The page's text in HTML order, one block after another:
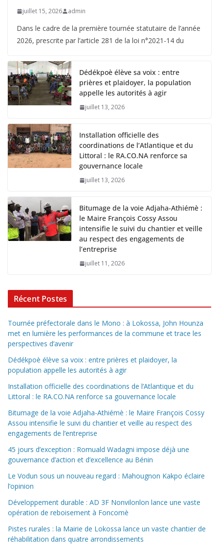
juillet 15, 2026 admin
Dans le cadre de la première tournée statutaire de l’année
2026, prescrite par l’article 281 de la loi n°2021-14 du
Dédékpoè élève sa voix : entre
prières et plaidoyer, la population
appelle les autorités à agir
juillet 13, 2026
Installation officielle des
coordinations de l’Atlantique et du
Littoral : le RA.CO.NA renforce sa
gouvernance locale
juillet 13, 2026
Bitumage de la voie Adjaha-Athiémè :
le Maire François Cossy Assou
intensifie le suivi du chantier et veille
au respect des engagements de
l’entreprise
juillet 11, 2026
Récent Postes
Tournée préfectorale dans le Mono : à Lokossa, John Hounza
met en lumière les performances de la commune et trace les
perspectives d’avenir
Dédékpoè élève sa voix : entre prières et plaidoyer, la
population appelle les autorités à agir
Installation officielle des coordinations de l’Atlantique et du
Littoral : le RA.CO.NA renforce sa gouvernance locale
Bitumage de la voie Adjaha-Athiémè : le Maire François Cossy
Assou intensifie le suivi du chantier et veille au respect des
engagements de l’entreprise
45 jours d’exception : Romuald Wadagni impose déjà une
gouvernance d’action et d’excellence au Bénin
Le Vodun sous un nouveau regard : Mahougnon Kakpo éclaire
l’opinion
Développement durable : AD 3F Nonvilonlon lance une vaste
opération de reboisement à Foncomè
Pistes rurales : la Mairie de Lokossa lance un vaste chantier de
réhabilitation dans quatre arrondissements